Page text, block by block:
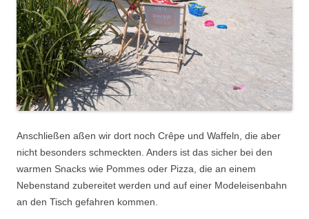
Anschließen aßen wir dort noch Crêpe und Waffeln, die aber
nicht besonders schmeckten. Anders ist das sicher bei den
warmen Snacks wie Pommes oder Pizza, die an einem
Nebenstand zubereitet werden und auf einer Modeleisenbahn
an den Tisch gefahren kommen.